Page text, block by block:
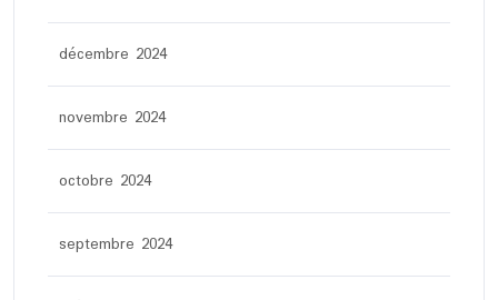
décembre 2024
novembre 2024
octobre 2024
septembre 2024